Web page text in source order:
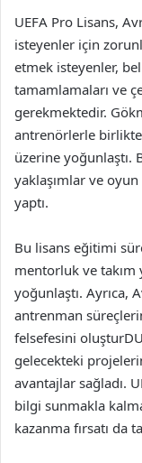
UEFA Pro Lisans,
isteyenler için
etmek isteyenler,
tamamlamaları ve
gerekmektedir.
antrenörlerle
üzerine
yaklaşımlar ve
yaptı.
Bu lisans eğitimi
mentorluk ve
yoğunlaştı. Ayrıca,
antrenman
felsefesini
gelecekteki
avantajlar sağladı.
bilgi sunmakla
kazanma fırsatı da